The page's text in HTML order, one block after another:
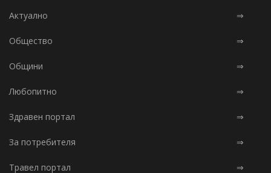
Актуално ⇒
Общество ⇒
Общини ⇒
Любопитно ⇒
Здравен портал ⇒
За потребителя ⇒
Травел портал ⇒